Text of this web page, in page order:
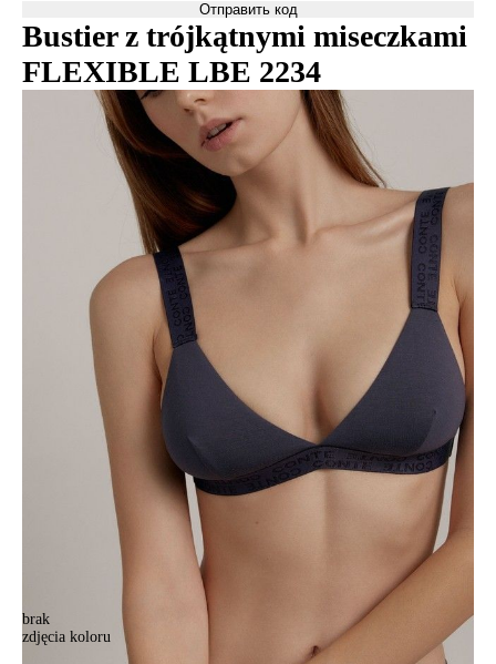
Отправить код
Bustier z trójkątnymi miseczkami
FLEXIBLE LBE 2234
brak
zdjęcia koloru
Bustier CONTE ELEGANT FLEXIBLE LBE 2234, r.170-84/XS,